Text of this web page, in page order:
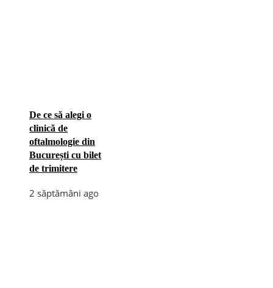
De ce să alegi o
clinică de
oftalmologie din
București cu bilet
de trimitere
2 săptămâni ago